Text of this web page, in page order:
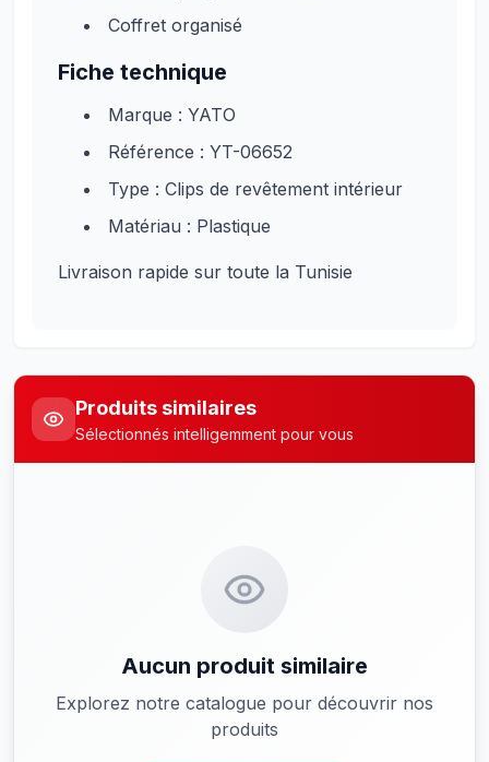
Coffret organisé
Fiche technique
Marque : YATO
Référence : YT-06652
Type : Clips de revêtement intérieur
Matériau : Plastique
Livraison rapide sur toute la Tunisie
Produits similaires
Sélectionnés intelligemment pour vous
Aucun produit similaire
Explorez notre catalogue pour découvrir nos
produits